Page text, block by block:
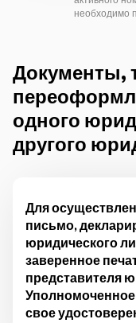
необходимо
Документы,
одного
другого
Для
письмо,
юридического
заверенное
представителя
свое